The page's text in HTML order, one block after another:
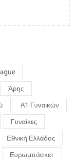
Άρης
Α1 Γυναικών
Γυναίκες
Εθνική Ελλάδος
Ευρωμπάσκετ